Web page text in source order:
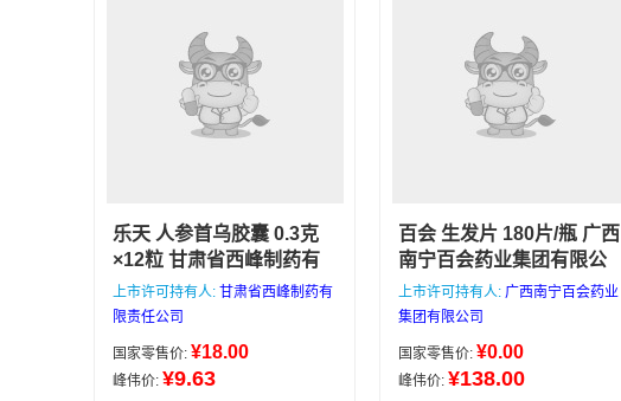
乐天 人参首乌胶囊 0.3克
×12粒 甘肃省西峰制药有
限责任公司 本店所有药品
均来自正规医药公司，价
选购，下午4点前下单当天
发货，4点后次日发货，满
上市许可持有人: 甘肃省西峰制药有
限责任公司
国家零售价: ¥18.00
峰伟价: ¥9.63
百会 生发片 180片/瓶 广西
南宁百会药业集团有限公
司本店所有药品均来自正
规医药公司，价格低，有
午4点前下单当天发货，4
点后次日发货，满188包
上市许可持有人: 广西南宁百会药业
集团有限公司
国家零售价: ¥0.00
峰伟价: ¥138.00